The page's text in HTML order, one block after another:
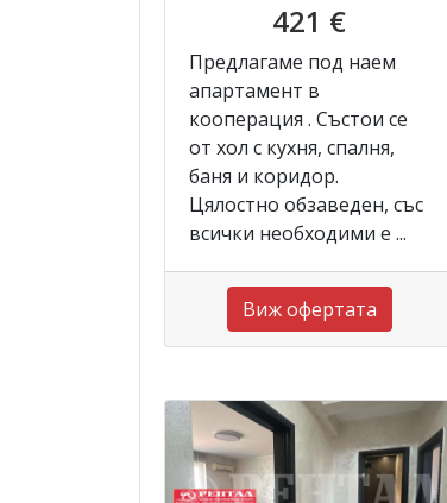
421 €
Предлагаме под наем
апартамент в
кооперация . Състои се
от хол с кухня, спалня,
баня и коридор.
Цялостно обзаведен, със
всички необходими е ...
Виж офертата